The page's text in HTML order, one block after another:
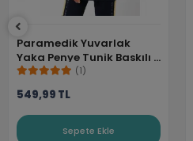
Paramedik Yuvarlak
Yaka Penye Tunik Baskılı -
Lacivert
(1)
549,99 TL
Sepete Ekle